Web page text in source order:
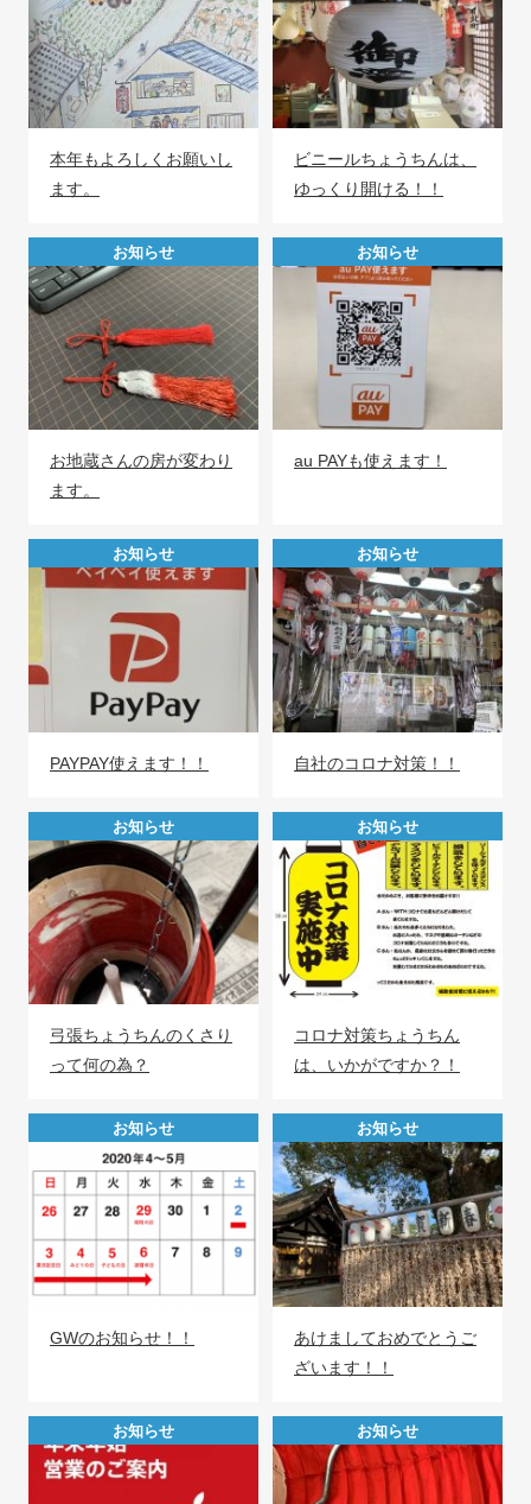
本年もよろしくお願いし
ます。
ビニールちょうちんは、
ゆっくり開ける！！
お知らせ
お地蔵さんの房が変わり
ます。
お知らせ
au PAYも使えます！
お知らせ
PAYPAY使えます！！
お知らせ
自社のコロナ対策！！
お知らせ
弓張ちょうちんのくさり
って何の為？
お知らせ
コロナ対策ちょうちん
は、いかがですか？！
お知らせ
GWのお知らせ！！
お知らせ
あけましておめでとうご
ざいます！！
お知らせ お知らせ